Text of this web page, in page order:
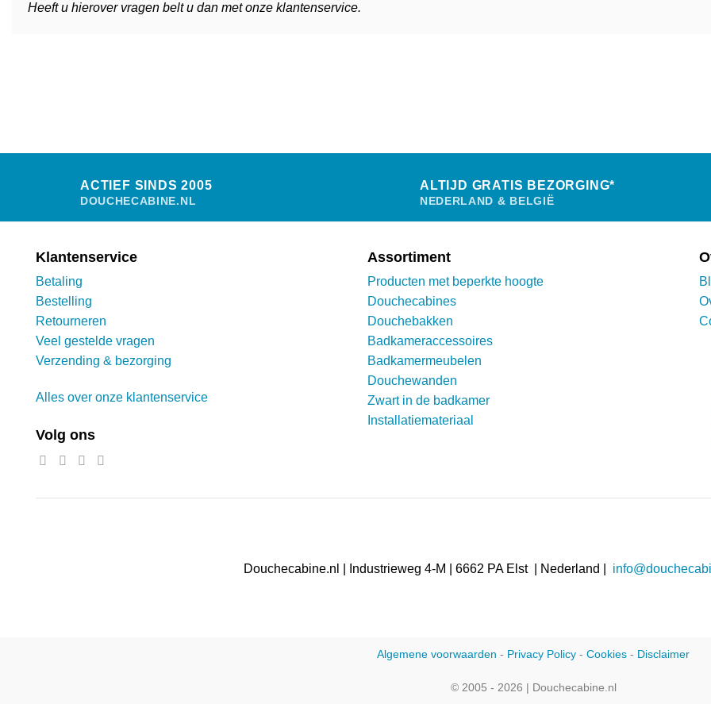
Heeft u hierover vragen belt u dan met onze klantenservice.
ACTIEF SINDS 2005
DOUCHECABINE.NL
ALTIJD GRATIS BEZORGING*
NEDERLAND & BELGIË
Klantenservice
Betaling
Bestelling
Retourneren
Veel gestelde vragen
Verzending & bezorging
Alles over onze klantenservice
Volg ons
Assortiment
Producten met beperkte hoogte
Douchecabines
Douchebakken
Badkameraccessoires
Badkamermeubelen
Douchewanden
Zwart in de badkamer
Installatiemateriaal
Douchecabine.nl | Industrieweg 4-M | 6662 PA Elst | Nederland |
Algemene voorwaarden - Privacy Policy - Cookies - Disclaimer
© 2005 - 2026 | Douchecabine.nl